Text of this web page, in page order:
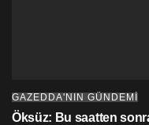
GAZEDDA'NIN GÜNDEMİ
Öksüz: Bu saatten